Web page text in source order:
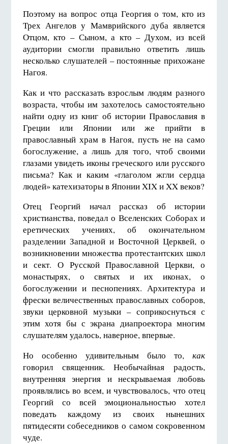
Поэтому на вопрос отца Георгия о том, кто из
Трех Ангелов у Мамврийского дуба является
Отцом, кто – Сыном, а кто – Духом, из всей
аудитории смогли правильно ответить лишь
несколько слушателей – постоянные прихожане
Нагоя.
Как и что рассказать взрослым людям разного
возраста, чтобы им захотелось самостоятельно
найти одну из книг об истории Православия в
Греции или Японии или же прийти в
православный храм в Нагоя, пусть не на само
богослужение, а лишь для того, чтоб своими
глазами увидеть иконы греческого или русского
письма? Как и каким «глаголом жгли сердца
людей» катехизаторы в Японии XIX и XX веков?
Отец Георгий начал рассказ об истории
христианства, поведал о Вселенских Соборах и
еретических учениях, об окончательном
разделении Западной и Восточной Церквей, о
возникновении множества протестантских школ
и сект. О Русской Православной Церкви, о
монастырях, о святых и их иконах, о
богослужении и песнопениях. Архитектура и
фрески величественных православных соборов,
звуки церковной музыки – соприкоснуться с
этим хотя бы с экрана диапроектора многим
слушателям удалось, наверное, впервые.
Но особенно удивительным было то,как
говорил священник. Необычайная радость,
внутренняя энергия и нескрываемая любовь
проявлялись во всем, и чувствовалось, что отец
Георгий со всей эмоциональностью хотел
поведать каждому из своих нынешних
пятидесяти собеседников о самом сокровенном
чуде.